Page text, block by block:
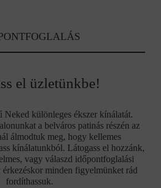
el üzletünkbe!
Neked különleges ékszer kínálatát.
a belváros patinás részén az
álmodtuk meg, hogy kellemes
kínálatunkból. Látogass el hozzánk,
vagy válaszd időpontfoglalási
érkezéskor minden figyelmünket rád
fordíthassuk.